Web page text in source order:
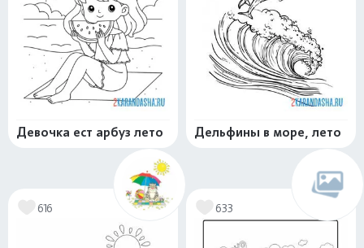
Девочка ест арбуз лето Дельфины в море, лето
616 633